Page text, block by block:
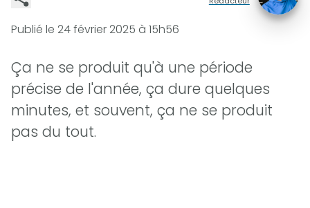
Publié le 24 février 2025 à 15h56
Ça ne se produit qu'à une période
précise de l'année, ça dure quelques
minutes, et souvent, ça ne se produit
pas du tout.